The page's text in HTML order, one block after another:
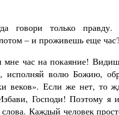
говори только
– и проживешь еще
мне час на покаяние!
исполняй волю Божию,
веков». Если же нет, то
Господи! Поэтому я
Каждый человек